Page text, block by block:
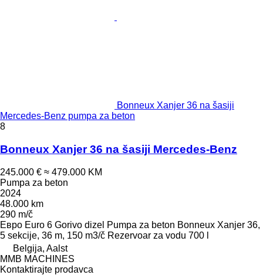
Bonneux Xanjer 36 na šasiji
Mercedes-Benz pumpa za beton
8
Bonneux Xanjer 36 na šasiji Mercedes-Benz
245.000 € ≈ 479.000 KM
Pumpa za beton
2024
48.000 km
290 m/č
Евро Euro 6 Gorivo dizel Pumpa za beton Bonneux Xanjer 36,
5 sekcije, 36 m, 150 m3/č Rezervoar za vodu 700 l
Belgija, Aalst
MMB MACHINES
Kontaktirajte prodavca